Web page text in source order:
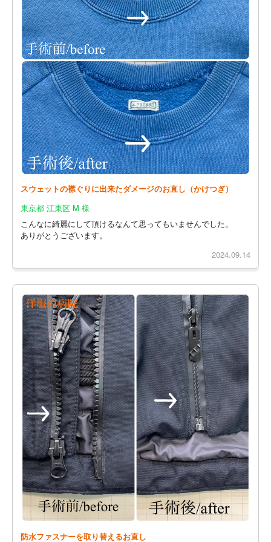
スウェットの襟ぐりに出来たダメージのお直し（かけつぎ）
東京都 江東区 M 様
こんなに綺麗にして頂けるなんて思ってもいませんでした。
ありがとうございます。
2024.09.14
防水ファスナーを取り替えるお直し